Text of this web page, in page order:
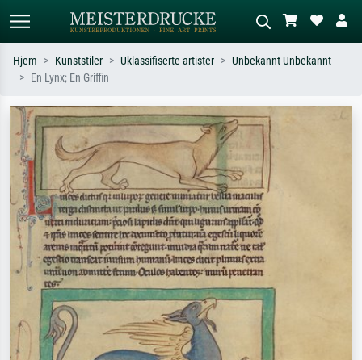
Søk etter kunstner, tittel eller stil – for
eksempel Monet, Stjernenatt,
impresjonisme, Hokusai-bølgen, akt.
Beskriv scenen – for eksempel grønn
eng, abstrakt med mye rødt, mørkt
oljemaleri, stående akt ved et tre.
Hjem Kunststiler Uklassifiserte artister
Unbekannt Unbekannt
En Lynx; En Griffin